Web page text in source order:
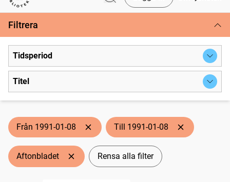
Svenska tidningar
Filtrera
Tidsperiod
Titel
Från 1991-01-08 Till 1991-01-08
Aftonbladet Rensa alla filter